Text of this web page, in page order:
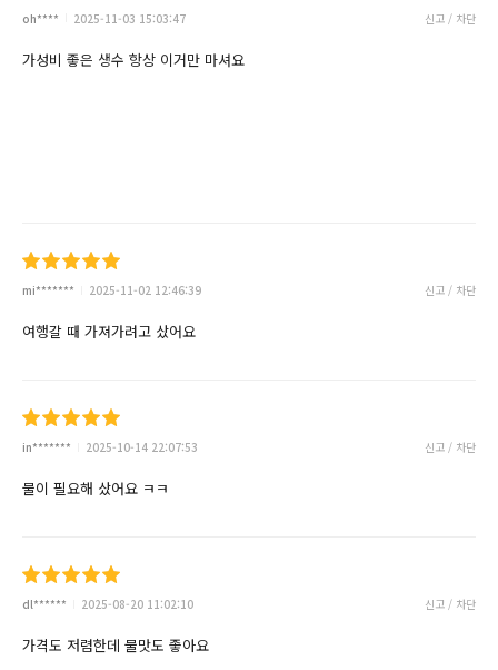
oh**** 2025-11-03 15:03:47 신고 / 차단
가성비 좋은 생수 항상 이거만 마셔요
mi******* 2025-11-02 12:46:39 신고 / 차단
여행갈 때 가져가려고 샀어요
in******* 2025-10-14 22:07:53 신고 / 차단
물이 필요해 샀어요 ㅋㅋ
dl****** 2025-08-20 11:02:10 신고 / 차단
가격도 저렴한데 물맛도 좋아요